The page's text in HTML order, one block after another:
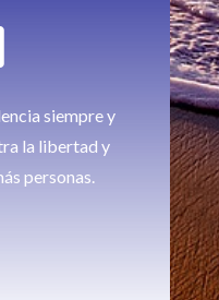
siempre y
la libertad y
personas.